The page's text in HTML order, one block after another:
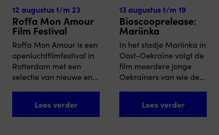
12 augustus t/m 23
augustus
Roffa Mon Amour
Film Festival
Roffa Mon Amour is een
openluchtfilmfestival in
Rotterdam met een
selectie van nieuwe en
muziek, talks en een
contextprogramma. In
Lees verder
13 augustus t/m 19
augustus
Bioscooprelease:
Mariinka
In het stadje Mariinka in
Oost-Oekraïne volgt de
film meerdere jonge
Oekraïners van wie de
tien jaar oorlog en
conflict in de Donbas.
Lees verder